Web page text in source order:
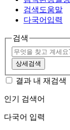
검색도움말
다국어입력
검색
상세검색
결과 내 재검색
인기 검색어
다국어 입력